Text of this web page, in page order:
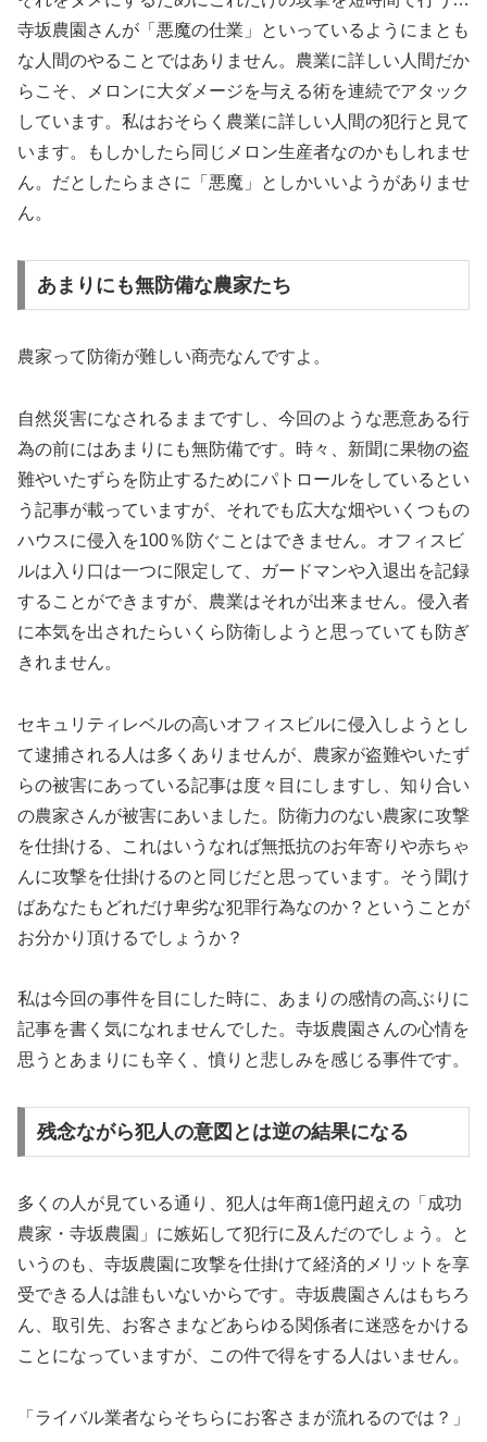
寺坂農園さんが「悪魔の仕業」といっているようにまとも
な人間のやることではありません。農業に詳しい人間だか
らこそ、メロンに大ダメージを与える術を連続でアタック
しています。私はおそらく農業に詳しい人間の犯行と見て
います。もしかしたら同じメロン生産者なのかもしれませ
ん。だとしたらまさに「悪魔」としかいいようがありませ
ん。
あまりにも無防備な農家たち
農家って防衛が難しい商売なんですよ。
自然災害になされるままですし、今回のような悪意ある行
為の前にはあまりにも無防備です。時々、新聞に果物の盗
難やいたずらを防止するためにパトロールをしているとい
う記事が載っていますが、それでも広大な畑やいくつもの
ハウスに侵入を100％防ぐことはできません。オフィスビ
ルは入り口は一つに限定して、ガードマンや入退出を記録
することができますが、農業はそれが出来ません。侵入者
に本気を出されたらいくら防衛しようと思っていても防ぎ
きれません。
セキュリティレベルの高いオフィスビルに侵入しようとし
て逮捕される人は多くありませんが、農家が盗難やいたず
らの被害にあっている記事は度々目にしますし、知り合い
の農家さんが被害にあいました。防衛力のない農家に攻撃
を仕掛ける、これはいうなれば無抵抗のお年寄りや赤ちゃ
んに攻撃を仕掛けるのと同じだと思っています。そう聞け
ばあなたもどれだけ卑劣な犯罪行為なのか？ということが
お分かり頂けるでしょうか？
私は今回の事件を目にした時に、あまりの感情の高ぶりに
記事を書く気になれませんでした。寺坂農園さんの心情を
思うとあまりにも辛く、憤りと悲しみを感じる事件です。
残念ながら犯人の意図とは逆の結果になる
多くの人が見ている通り、犯人は年商1億円超えの「成功
農家・寺坂農園」に嫉妬して犯行に及んだのでしょう。と
いうのも、寺坂農園に攻撃を仕掛けて経済的メリットを享
受できる人は誰もいないからです。寺坂農園さんはもちろ
ん、取引先、お客さまなどあらゆる関係者に迷惑をかける
ことになっていますが、この件で得をする人はいません。
「ライバル業者ならそちらにお客さまが流れるのでは？」